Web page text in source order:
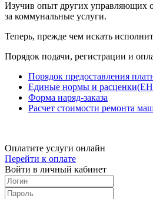
Изучив опыт других управляющих
за коммунальные услуги.
Теперь, прежде чем искать
Порядок подачи, регистрации и
Порядок предоставления
Единые нормы и
Форма наряд-заказа
Расчет стоимости ремонта
Оплатите услуги онлайн
Перейти к оплате
Войти в личный кабинет